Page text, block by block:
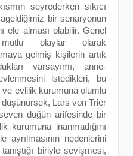
seyrederken sıkıcı
bir senaryonun
ele alması olabilir. Genel
olaylar olarak
gelmiş kişilerin artık
varsayımı, anne-
istedikleri, bu
ve evlilik kurumuna olumlu
Lars von Trier
düğün arifesinde bir
kurumuna inanmadığını
ayrılmasının nedenlerini
biriyle sevişmesi,